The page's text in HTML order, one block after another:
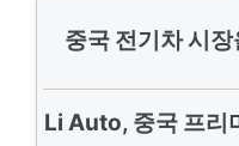
중국 전기차 시
Li Auto, 중국 프리